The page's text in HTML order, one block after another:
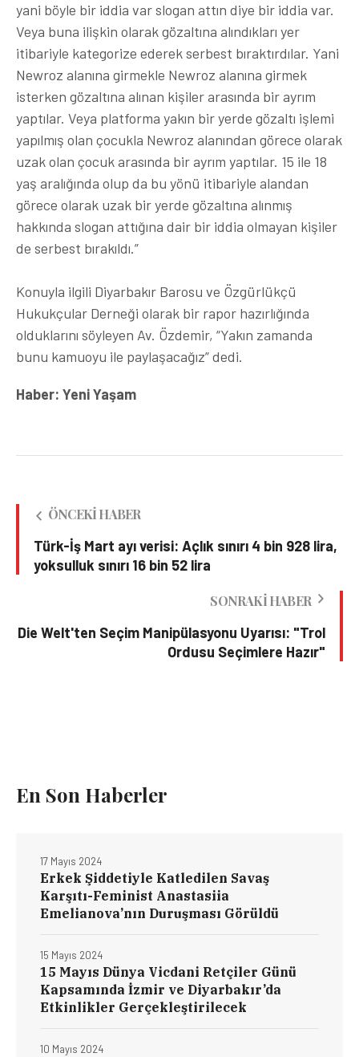
yani böyle bir iddia var slogan attın diye bir iddia var.
Veya buna ilişkin olarak gözaltına alındıkları yer
itibariyle kategorize ederek serbest bıraktırdılar. Yani
Newroz alanına girmekle Newroz alanına girmek
isterken gözaltına alınan kişiler arasında bir ayrım
yaptılar. Veya platforma yakın bir yerde gözaltı işlemi
yapılmış olan çocukla Newroz alanından görece olarak
uzak olan çocuk arasında bir ayrım yaptılar. 15 ile 18
yaş aralığında olup da bu yönü itibariyle alandan
görece olarak uzak bir yerde gözaltına alınmış
hakkında slogan attığına dair bir iddia olmayan kişiler
de serbest bırakıldı.”
Konuyla ilgili Diyarbakır Barosu ve Özgürlükçü
Hukukçular Derneği olarak bir rapor hazırlığında
olduklarını söyleyen Av. Özdemir, “Yakın zamanda
bunu kamuoyu ile paylaşacağız” dedi.
Haber: Yeni Yaşam
ÖNCEKI HABER
Türk-İş Mart ayı verisi: Açlık sınırı 4 bin 928 lira,
yoksulluk sınırı 16 bin 52 lira
SONRAKI HABER
Die Welt'ten Seçim Manipülasyonu Uyarısı: "Trol
Ordusu Seçimlere Hazır"
En Son Haberler
Erkek Şiddetiyle Katledilen Savaş
Karşıtı-Feminist Anastasiia
Emelianova’nın Duruşması Görüldü
17 Mayıs 2024
15 Mayıs Dünya Vicdani Retçiler Günü
Kapsamında İzmir ve Diyarbakır’da
Etkinlikler Gerçekleştirilecek
15 Mayıs 2024
10 Mayıs 2024